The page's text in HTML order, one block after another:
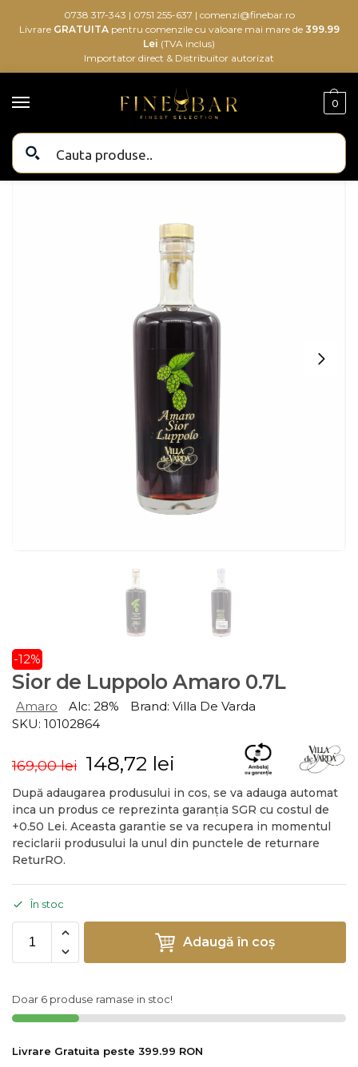
0738 317-343 | 0751 255-637 | comenzi@finebar.ro
Livrare GRATUITA pentru comenzile cu valoare mai mare de399.99
Lei (TVA inclus)
Importator direct & Distribuitor autorizat
0
Bauturi alcoolice Bauturi
Livrare Gratuita peste 399.99 RON
-12%
Sior de Luppolo Amaro 0.7L
Amaro Alc: 28%
Brand: Villa De Varda
SKU: 10102864
169,00lei 148,72 lei
După adaugarea produsului in cos, se va adauga automat
inca un produs ce reprezinta garanția SGR cu costul de
+0.50 Lei. Aceasta garantie se va recupera in momentul
reciclarii produsului la unul din punctele de returnare
ReturRO.
În stoc
Adaugă în coș
Doar 6 produse ramase in stoc!